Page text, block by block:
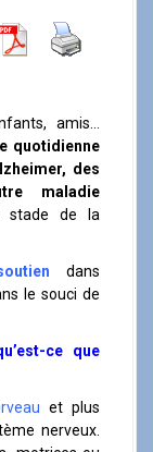
amis…
quotidienne
des
maladie
de la
dans
le souci de
ce que
et plus
nerveux.